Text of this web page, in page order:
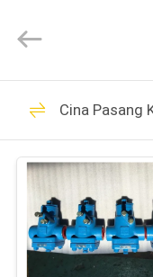
RUMAH
PRODUK
TENTANG
KAMI
group.
Katup
Cina Pasang